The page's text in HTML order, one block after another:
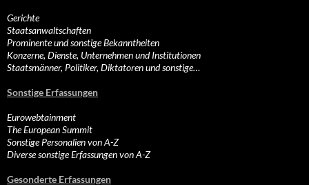
Gerichte
Staatsanwaltschaften
Prominente und sonstige Bekanntheiten
Konzerne, Dienste, Unternehmen und Institutionen
Staatsmänner, Politiker, Diktatoren und sonstige…
Sonstige Erfassungen
Eurowebtainment
The European Summit
Sonstige Personalien von A-Z
Diverse sonstige Erfassungen von A-Z
Gesonderte Erfassungen